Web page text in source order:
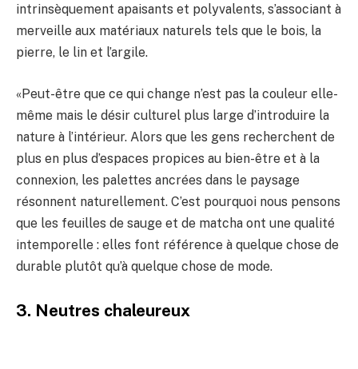
intrinsèquement apaisants et polyvalents, s’associant à
merveille aux matériaux naturels tels que le bois, la
pierre, le lin et l’argile.
«Peut-être que ce qui change n’est pas la couleur elle-
même mais le désir culturel plus large d’introduire la
nature à l’intérieur. Alors que les gens recherchent de
plus en plus d’espaces propices au bien-être et à la
connexion, les palettes ancrées dans le paysage
résonnent naturellement. C’est pourquoi nous pensons
que les feuilles de sauge et de matcha ont une qualité
intemporelle : elles font référence à quelque chose de
durable plutôt qu’à quelque chose de mode.
3. Neutres chaleureux